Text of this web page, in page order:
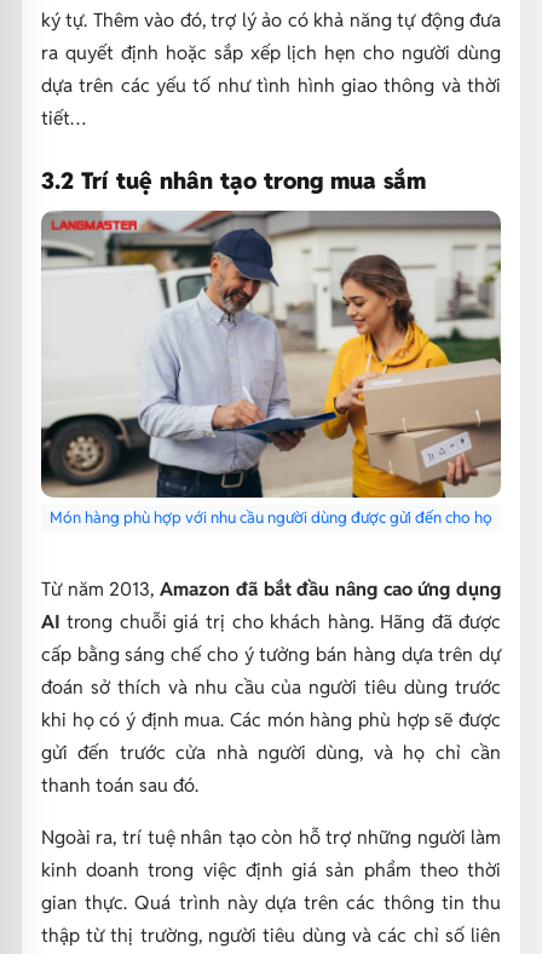
ký tự. Thêm vào đó, trợ lý ảo có khả năng tự động đưa
ra quyết định hoặc sắp xếp lịch hẹn cho người dùng
dựa trên các yếu tố như tình hình giao thông và thời
tiết…
3.2 Trí tuệ nhân tạo trong mua sắm
Món hàng phù hợp với nhu cầu người dùng được gửi đến cho họ
Từ năm 2013,Amazon đã bắt đầu nâng cao ứng dụng
AI trong chuỗi giá trị cho khách hàng. Hãng đã được
cấp bằng sáng chế cho ý tưởng bán hàng dựa trên dự
đoán sở thích và nhu cầu của người tiêu dùng trước
khi họ có ý định mua. Các món hàng phù hợp sẽ được
gửi đến trước cửa nhà người dùng, và họ chỉ cần
thanh toán sau đó.
Ngoài ra, trí tuệ nhân tạo còn hỗ trợ những người làm
kinh doanh trong việc định giá sản phẩm theo thời
gian thực. Quá trình này dựa trên các thông tin thu
thập từ thị trường, người tiêu dùng và các chỉ số liên